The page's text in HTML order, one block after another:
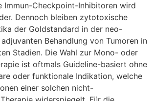
Immun-Checkpoint-Inhibitoren wird
Dennoch bleiben zytotoxische
der Goldstandard in der neo-
Behandlung von Tumoren in
Stadien. Die Wahl zur Mono- oder
ist oftmals Guideline-basiert ohne
oder funktionale Indikation, welche
einer solchen nicht-